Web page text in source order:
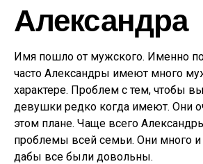
Александра
Имя пошло от мужского. Именно
часто Александры имеют много
характере. Проблем с тем, чтобы
девушки редко когда имеют. Они
этом плане. Чаще всего
проблемы всей семьи. Они много и
дабы все были довольны.